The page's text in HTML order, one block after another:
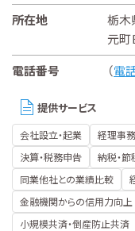
所在地
栃木
元町
電話番号
（電
提供サービス
会社設立・起業 経理事
決算・税務申告
納税・
同業他社との業績比較
金融機関からの信用力向上
小規模共済・倒産防止共済